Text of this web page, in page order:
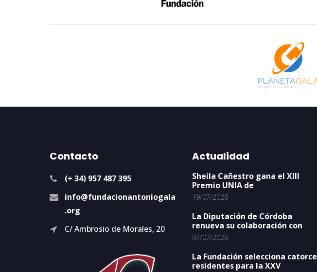
Contacto
(+ 34) 957 487 395
info@fundacionantoniogala
.org
C/ Ambrosio de Morales, 20
Actualidad
Sheila Cañestro gana el XIII
Premio UNIA de
19/07/2026
La Diputación de Córdoba
renueva su colaboración con
07/07/2026
La Fundación selecciona catorce
residentes para la XXV